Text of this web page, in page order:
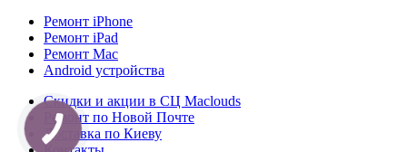
Ремонт iPhone
Ремонт iPad
Ремонт Mac
Android устройства
Скидки и акции в СЦ Maclouds
Ремонт по Новой Почте
Доставка по Киеву